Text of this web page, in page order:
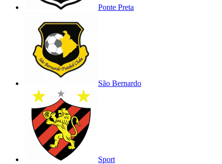
Ponte Preta
São Bernardo
Sport